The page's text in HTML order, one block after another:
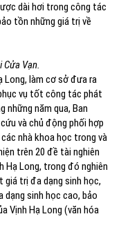
dài hơi trong công tác
tồn những giá trị về
Cửa Vạn.
Long, làm cơ sở đưa ra
vụ tốt công tác phát
những năm qua, Ban
và chủ động phối hợp
nhà khoa học trong và
trên 20 đề tài nghiên
Hạ Long, trong đó nghiên
giá trị đa dạng sinh học,
dạng sinh học cao, bảo
Vịnh Hạ Long (văn hóa